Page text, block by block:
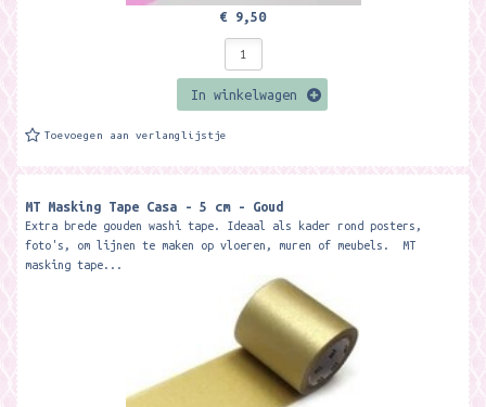
€ 9,50
In winkelwagen
Toevoegen aan verlanglijstje
MT Masking Tape Casa - 5 cm - Goud
Extra brede gouden washi tape. Ideaal als kader rond posters,
foto's, om lijnen te maken op vloeren, muren of meubels. MT
masking tape...